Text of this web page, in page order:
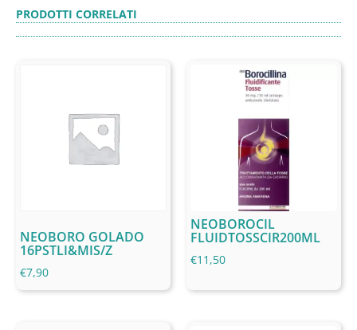
PRODOTTI CORRELATI
NEOBORO GOLADO
16PSTLI&MIS/Z
€7,90
NEOBOROCIL
FLUIDTOSSCIR200ML
€11,50